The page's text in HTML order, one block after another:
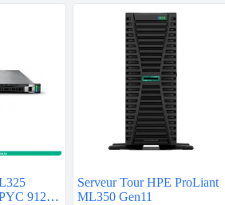
9124 /
Serveur Tour HPE ProLiant
ML350 Gen11